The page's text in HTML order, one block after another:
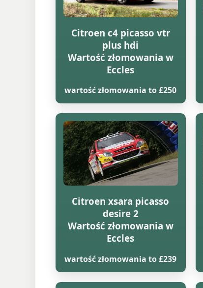
Citroen c4 picasso vtr
plus hdi
Wartość złomowania w
Eccles
wartość złomowania to £250
Citroen xsara picasso
desire 2
Wartość złomowania w
Eccles
wartość złomowania to £239